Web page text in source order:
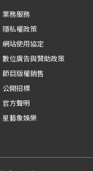
業務服務
隱私權政策
網站使用協定
數位廣告與贊助政策
節目版權銷售
公開招標
官方聲明
星藝象娛樂